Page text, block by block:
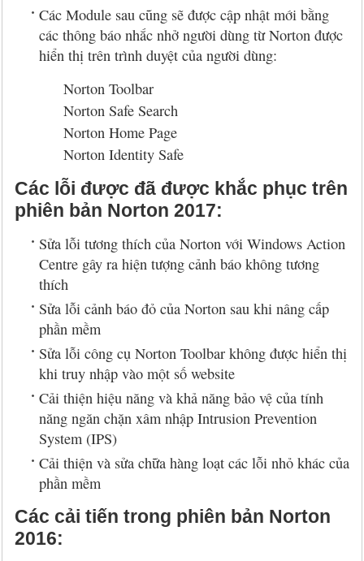
Các Module sau cũng sẽ được cập nhật mới bằng
các thông báo nhắc nhở người dùng từ Norton được
hiển thị trên trình duyệt của người dùng:
Norton Toolbar
Norton Safe Search
Norton Home Page
Norton Identity Safe
Các lỗi được đã được khắc phục trên
phiên bản Norton 2017:
Sửa lỗi tương thích của Norton với Windows Action
Centre gây ra hiện tượng cảnh báo không tương
thích
Sửa lỗi cảnh báo đỏ của Norton sau khi nâng cấp
phần mềm
Sửa lỗi công cụ Norton Toolbar không được hiển thị
khi truy nhập vào một số website
Cải thiện hiệu năng và khả năng bảo vệ của tính
năng ngăn chặn xâm nhập Intrusion Prevention
System (IPS)
Cải thiện và sửa chữa hàng loạt các lỗi nhỏ khác của
phần mềm
Các cải tiến trong phiên bản Norton
2016: